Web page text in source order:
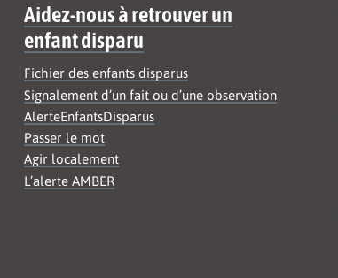
Aidez-nous à retrouver un
enfant disparu
Fichier des enfants disparus
Signalement d’un fait ou d’une observation
AlerteEnfantsDisparus
Passer le mot
Agir localement
L’alerte AMBER